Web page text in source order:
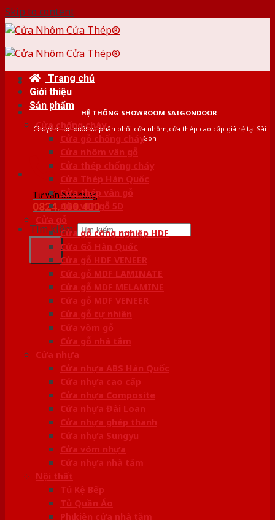
Skip to content
HỆ THỐNG SHOWROOM SAIGONDOOR
Chuyên sản xuất và phân phối cửa nhôm,cửa thép cao cấp giá rẻ tại Sài
Gòn
Tư vấn bán hàng
0824.400.400
Tìm kiếm:
Trang chủ
Giới thiệu
Sản phẩm
Cửa chống cháy
Cửa gỗ chống cháy
Cửa nhôm vân gỗ
Cửa thép chống cháy
Cửa Thép Hàn Quốc
Cửa thép vân gỗ
Cửa vân gỗ 5D
Cửa gỗ
Cửa gỗ công nghiệp HDF
Cửa Gỗ Hàn Quốc
Cửa gỗ HDF VENEER
Cửa gỗ MDF LAMINATE
Cửa gỗ MDF MELAMINE
Cửa gỗ MDF VENEER
Cửa gỗ tự nhiên
Cửa vòm gỗ
Cửa gỗ nhà tắm
Cửa nhựa
Cửa nhựa ABS Hàn Quốc
Cửa nhựa cao cấp
Cửa nhựa Composite
Cửa nhựa Đài Loan
Cửa nhựa ghép thanh
Cửa nhựa Sungyu
Cửa vòm nhựa
Cửa nhựa nhà tắm
Nội thất
Tủ Kệ Bếp
Tủ Quần Áo
Phụ kiện cửa nhà tắm